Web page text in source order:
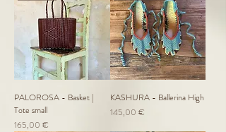
PALOROSA - Basket |
Tote small
Prezzo
165,00 €
KASHURA - Ballerina High
Prezzo
145,00 €